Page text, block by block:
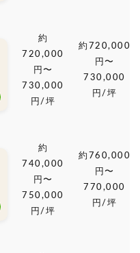
約
720,000
円〜
730,000
円/坪
約720,000
円〜
730,000
円/坪
約
740,000
円〜
750,000
円/坪
約760,000
円〜
770,000
円/坪